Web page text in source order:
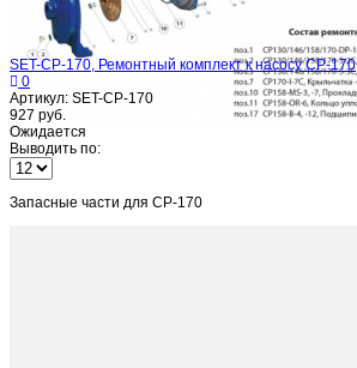
SET-CP-170, Ремонтный комплект к насосу CP-170
0
Артикул: SET-CP-170
927 руб.
Ожидается
Выводить по:
Запасные части для CP-170